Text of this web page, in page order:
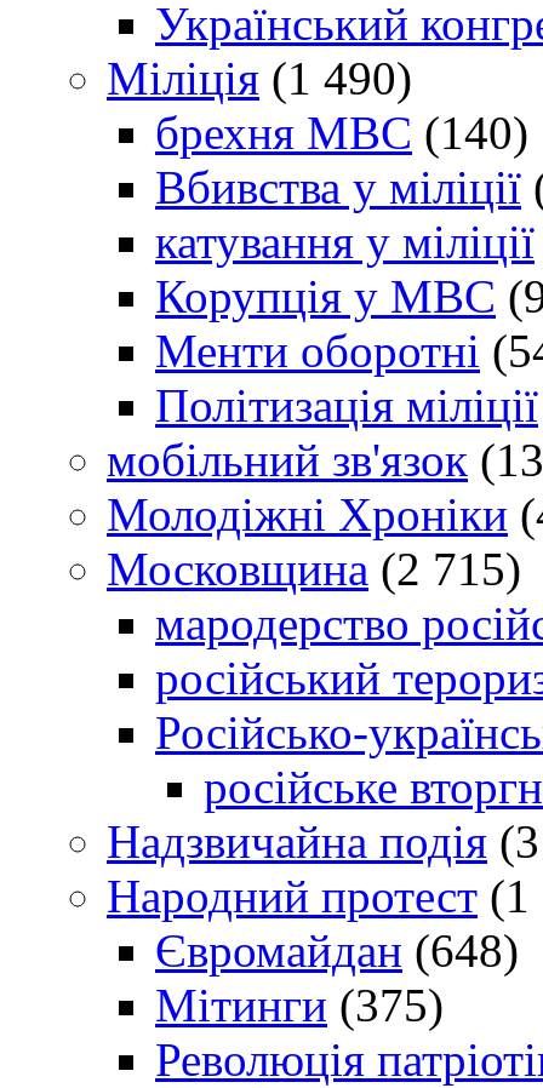
Український
Міліція (1 490)
брехня МВС (140)
Вбивства у міліції
катування у міліції
Корупція у МВС
Менти оборотні
Політизація міліції
мобільний зв'язок
Молодіжні Хроніки
Московщина (2 715)
мародерство
російський
Російсько-
російське
Надзвичайна подія
Народний протест (1
Євромайдан (648)
Мітинги (375)
Революція